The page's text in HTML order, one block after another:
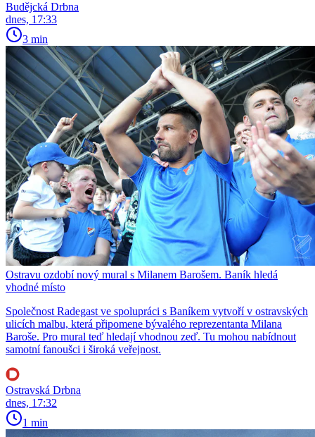
Budějcká Drbna
dnes, 17:33
3 min
Ostravu ozdobí nový mural s Milanem Barošem. Baník hledá
vhodné místo
Společnost Radegast ve spolupráci s Baníkem vytvoří v ostravských
ulicích malbu, která připomene bývalého reprezentanta Milana
Baroše. Pro mural teď hledají vhodnou zeď. Tu mohou nabídnout
samotní fanoušci i široká veřejnost.
Ostravská Drbna
dnes, 17:32
1 min